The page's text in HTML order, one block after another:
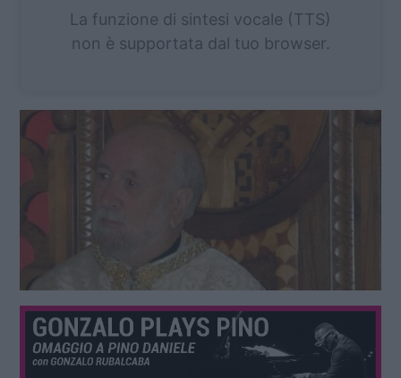
La funzione di sintesi vocale (TTS)
non è supportata dal tuo browser.